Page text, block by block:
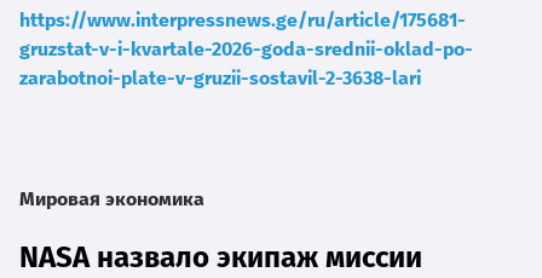
https://www.interpressnews.ge/ru/article/175681-
gruzstat-v-i-kvartale-2026-goda-srednii-oklad-po-
zarabotnoi-plate-v-gruzii-sostavil-2-3638-lari
Мировая экономика
NASA назвало экипаж миссии